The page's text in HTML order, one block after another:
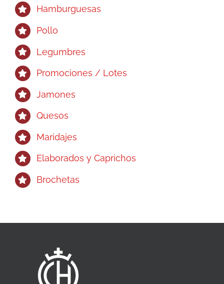
Hamburguesas
Pollo
Legumbres
Promociones / Lotes
Jamones
Quesos
Maridajes
Elaborados y Caprichos
Brochetas